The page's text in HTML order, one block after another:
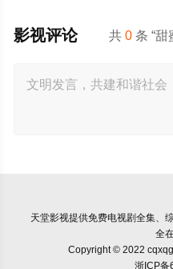
共0 条 “
影视评论
天堂影视提供免费电视剧全集、
全
Copyright © 2022
浙ICP备